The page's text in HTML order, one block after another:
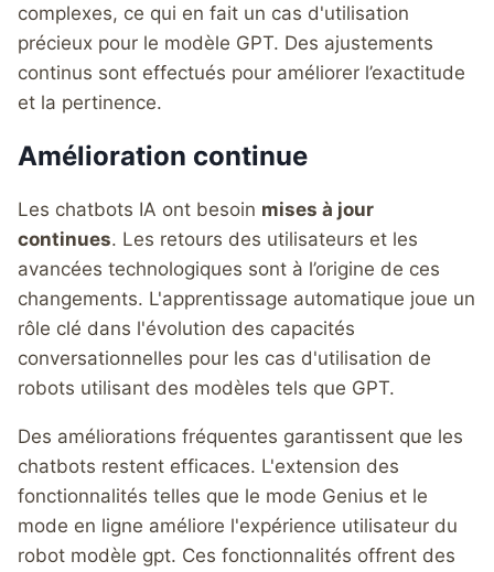
complexes, ce qui en fait un cas d'utilisation
précieux pour le modèle GPT. Des ajustements
continus sont effectués pour améliorer l’exactitude
et la pertinence.
Amélioration continue
Les chatbots IA ont besoin mises à jour
continues. Les retours des utilisateurs et les
avancées technologiques sont à l’origine de ces
changements. L'apprentissage automatique joue un
rôle clé dans l'évolution des capacités
conversationnelles pour les cas d'utilisation de
robots utilisant des modèles tels que GPT.
Des améliorations fréquentes garantissent que les
chatbots restent efficaces. L'extension des
fonctionnalités telles que le mode Genius et le
mode en ligne améliore l'expérience utilisateur du
robot modèle gpt. Ces fonctionnalités offrent des